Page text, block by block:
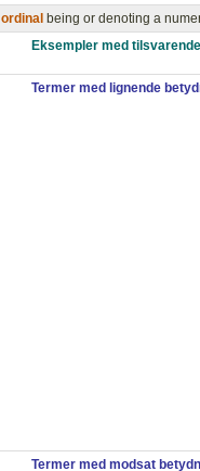
ordinal being or denoting a
Eksempler med
Termer med lignende
Termer med modsat